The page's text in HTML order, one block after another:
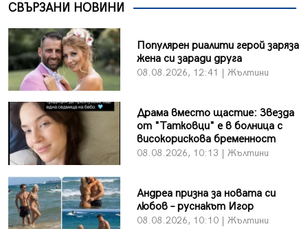
СВЪРЗАНИ НОВИНИ
Популярен риалити герой заряза
жена си заради друга
08.08.2026, 12:41 | Жълтини
Драма вместо щастие: Звезда
от "Татковци" е в болница с
високорискова бременност
08.08.2026, 10:13 | Жълтини
Андреа призна за новата си
любов – руснакът Игор
08.08.2026, 10:10 | Жълтини